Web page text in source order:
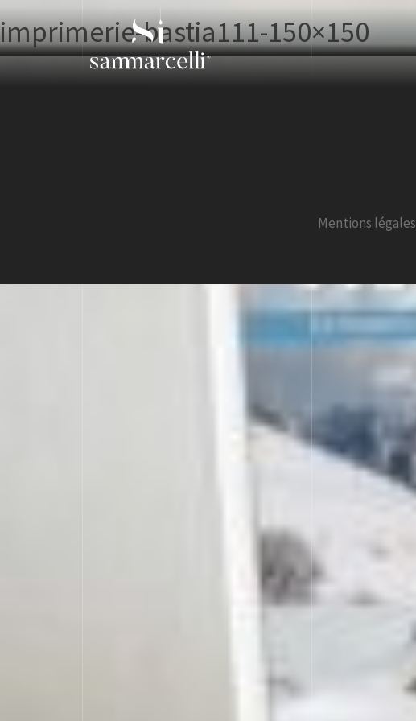
imprimerie-bastia111-150×150
Mentions légales